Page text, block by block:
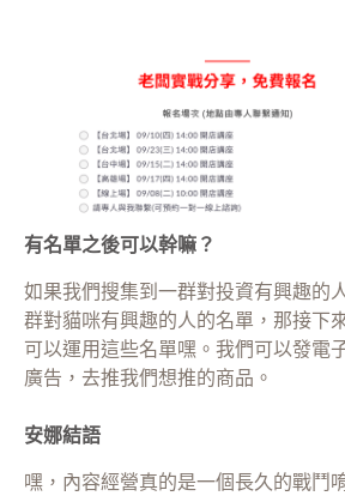
有名單之後可以幹嘛？
如果我們搜集到一群對投資有興趣的
群對貓咪有興趣的人的名單，那接下
可以運用這些名單嘿。我們可以發電
廣告，去推我們想推的商品。
安娜結語
嘿，內容經營真的是一個長久的戰鬥